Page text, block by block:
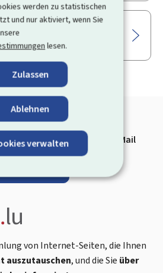
werden zu statistischen
und nur aktiviert, wenn Sie
lesen.
Zulassen
Ablehnen
verwalten
Register anfragen
Infos von Guichet.lu per E-Mail
von Internet-Seiten, die Ihnen
auszutauschen, und die Sie über